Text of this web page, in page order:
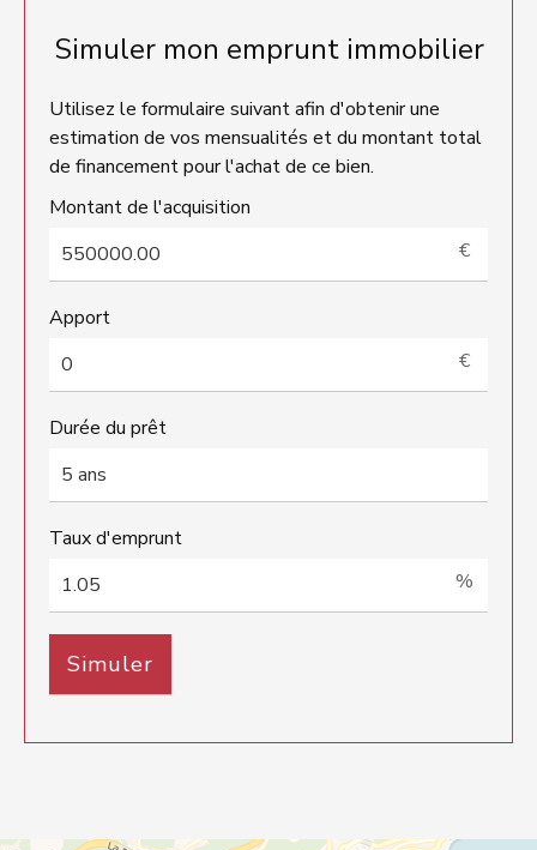
Simuler mon emprunt immobilier
Utilisez le formulaire suivant afin d'obtenir une
estimation de vos mensualités et du montant total
de financement pour l'achat de ce bien.
Montant de l'acquisition
€
Apport
€
Durée du prêt
Taux d'emprunt
%